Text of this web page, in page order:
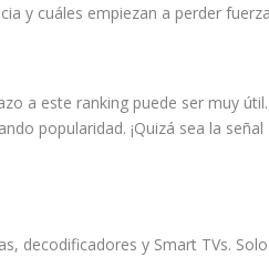
y cuáles empiezan a perder
a este ranking puede ser muy útil.
popularidad. ¡Quizá sea la señal
decodificadores y Smart TVs. Solo